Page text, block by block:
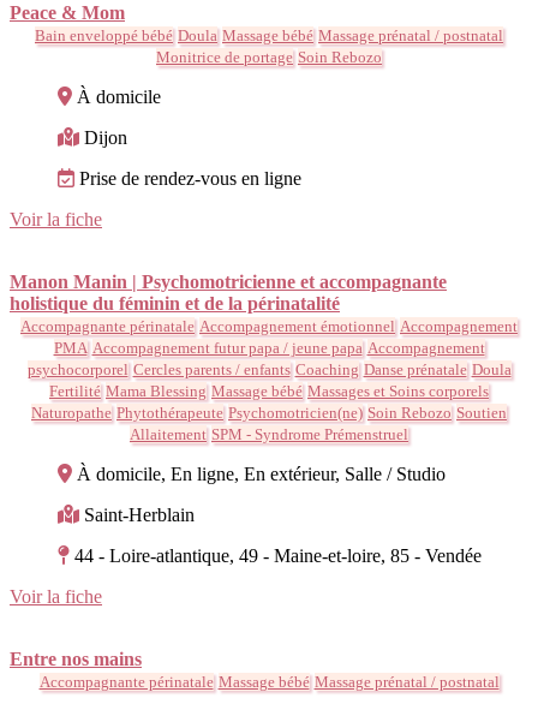
Peace & Mom
Bain enveloppé bébé Doula Massage bébé Massage prénatal / postnatal
Monitrice de portage Soin Rebozo
À domicile
Dijon
Prise de rendez-vous en ligne
Voir la fiche
Manon Manin | Psychomotricienne et accompagnante
holistique du féminin et de la périnatalité
Accompagnante périnatale Accompagnement émotionnel Accompagnement
PMA Accompagnement futur papa / jeune papa Accompagnement
psychocorporel Cercles parents / enfants Coaching Danse prénatale Doula
Fertilité Mama Blessing Massage bébé Massages et Soins corporels
Naturopathe Phytothérapeute Psychomotricien(ne) Soin Rebozo Soutien
Allaitement SPM - Syndrome Prémenstruel
À domicile, En ligne, En extérieur, Salle / Studio
Saint-Herblain
44 - Loire-atlantique, 49 - Maine-et-loire, 85 - Vendée
Voir la fiche
Entre nos mains
Accompagnante périnatale Massage bébé Massage prénatal / postnatal